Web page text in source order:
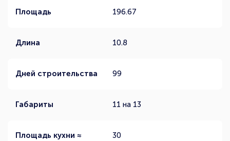
Площадь 196.67
Длина 10.8
Дней строительства 99
Габариты 11 на 13
Площадь кухни ≈ 30